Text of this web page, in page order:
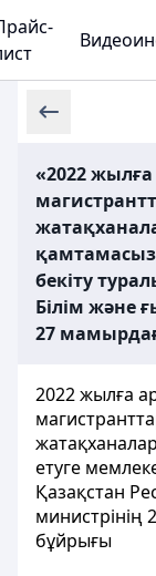
«2022 жылға
қамтамасыз
бекіту
Білім және
27
2022 жылға
етуге
Қазақстан
бұйрығы